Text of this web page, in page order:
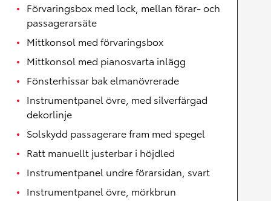
Förvaringsbox med lock, mellan förar- och
passagerarsäte
Mittkonsol med förvaringsbox
Mittkonsol med pianosvarta inlägg
Fönsterhissar bak elmanövrerade
Instrumentpanel övre, med silverfärgad
dekorlinje
Solskydd passagerare fram med spegel
Ratt manuellt justerbar i höjdled
Instrumentpanel undre förarsidan, svart
Instrumentpanel övre, mörkbrun